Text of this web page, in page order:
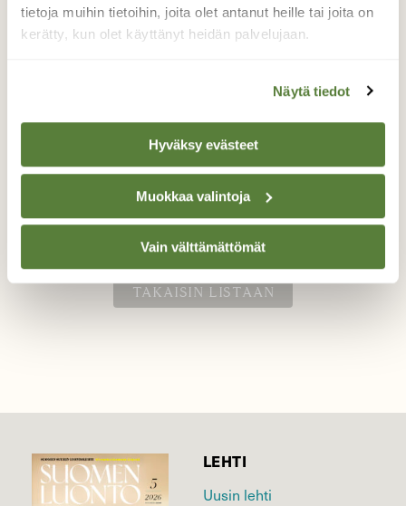
tietoja muihin tietoihin, joita olet antanut heille tai joita on
kerätty, kun olet käyttänyt heidän palvelujaan.
Näytä tiedot
Hyväksy evästeet
Muokkaa valintoja
Vain välttämättömät
Kuningattaren kyytiläiset
kimalaiskuningattareen oli kiinnittynyt paljon
määrä ei onneksi näyttänyt haittaavan
kimalaisen lentämistä.
Valokuvaaja: Päivi Kiiskinen-Mustonen, Joensuu
19.4.2026
TAKAISIN LISTAAN
LEHTI
Uusin lehti